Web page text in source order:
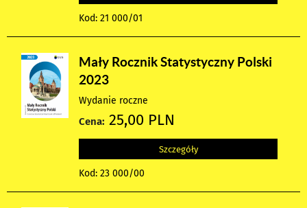
Kod: 21 000/01
Mały Rocznik Statystyczny Polski
2023
Wydanie roczne
Cena: 25,00 PLN
Szczegóły
Kod: 23 000/00